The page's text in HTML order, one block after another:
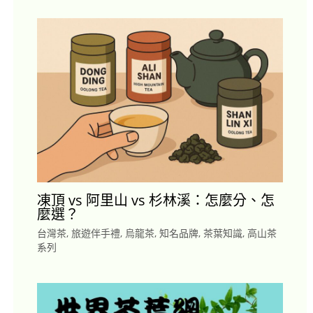
凍頂 vs 阿里山 vs 杉林溪：怎麼分、怎
麼選？
台灣茶, 旅遊伴手禮, 烏龍茶, 知名品牌, 茶葉知識, 高山茶
系列